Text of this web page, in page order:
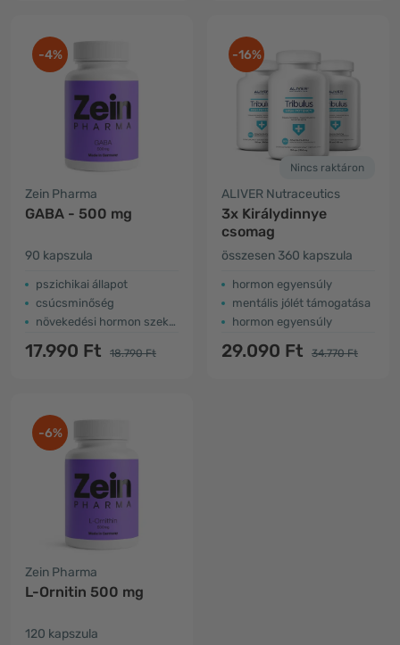
-4%
Zein Pharma
GABA - 500 mg
90 kapszula
pszichikai állapot
csúcsminőség
növekedési hormon szekréciója
17.990 Ft 18.790 Ft
-16%
Nincs raktáron
ALIVER Nutraceutics
3x Királydinnye
csomag
összesen 360 kapszula
hormon egyensúly
mentális jólét támogatása
hormon egyensúly
29.090 Ft 34.770 Ft
-6%
Zein Pharma
L-​Ornitin 500 mg
120 kapszula